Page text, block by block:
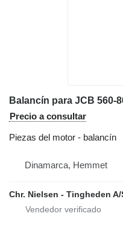
Balancín para JCB 560-
Precio a consultar
Piezas del motor - balancín
Dinamarca, Hemmet
Chr. Nielsen - Tingheden A/